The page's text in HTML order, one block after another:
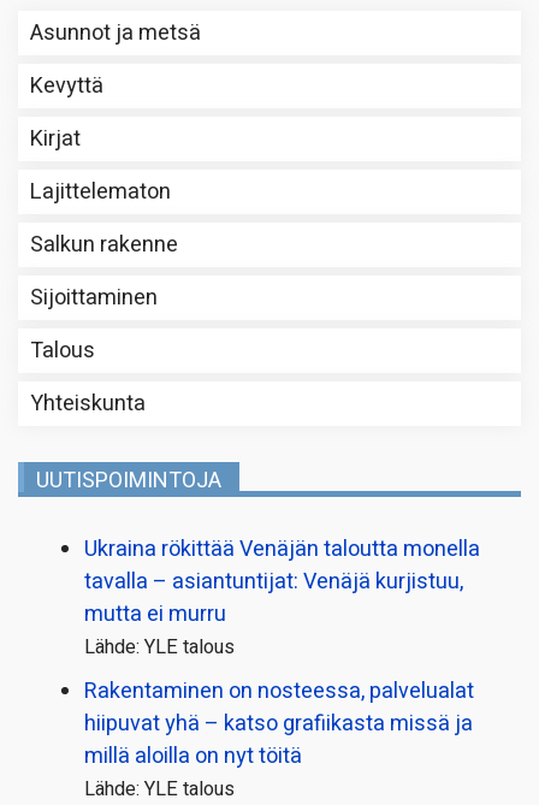
Asunnot ja metsä
Kevyttä
Kirjat
Lajittelematon
Salkun rakenne
Sijoittaminen
Talous
Yhteiskunta
UUTISPOIMINTOJA
Ukraina rökittää Venäjän taloutta monella
tavalla – asiantuntijat: Venäjä kurjistuu,
mutta ei murru
Lähde: YLE talous
Rakentaminen on nosteessa, palvelualat
hiipuvat yhä – katso grafiikasta missä ja
millä aloilla on nyt töitä
Lähde: YLE talous